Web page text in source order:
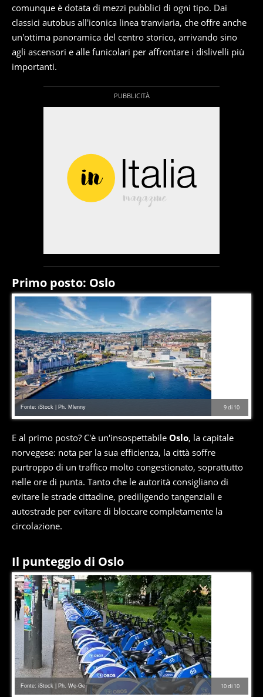
comunque è dotata di mezzi pubblici di ogni tipo. Dai
classici autobus all'iconica linea tranviaria, che offre anche
un'ottima panoramica del centro storico, arrivando sino
agli ascensori e alle funicolari per affrontare i dislivelli più
importanti.
Primo posto: Oslo
9di 10
Fonte: iStock | Ph. Mlenny
E al primo posto? C'è un'insospettabile Oslo, la capitale
norvegese: nota per la sua efficienza, la città soffre
purtroppo di un traffico molto congestionato, soprattutto
nelle ore di punta. Tanto che le autorità consigliano di
evitare le strade cittadine, prediligendo tangenziali e
autostrade per evitare di bloccare completamente la
circolazione.
Il punteggio di Oslo
10di 10
Fonte: iStock | Ph. We-Ge